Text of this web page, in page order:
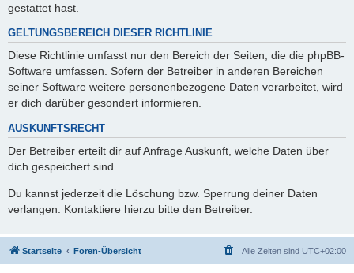
gestattet hast.
GELTUNGSBEREICH DIESER RICHTLINIE
Diese Richtlinie umfasst nur den Bereich der Seiten, die die phpBB-
Software umfassen. Sofern der Betreiber in anderen Bereichen
seiner Software weitere personenbezogene Daten verarbeitet, wird
er dich darüber gesondert informieren.
AUSKUNFTSRECHT
Der Betreiber erteilt dir auf Anfrage Auskunft, welche Daten über
dich gespeichert sind.
Du kannst jederzeit die Löschung bzw. Sperrung deiner Daten
verlangen. Kontaktiere hierzu bitte den Betreiber.
Startseite Foren-Übersicht Alle Zeiten sind UTC+02:00